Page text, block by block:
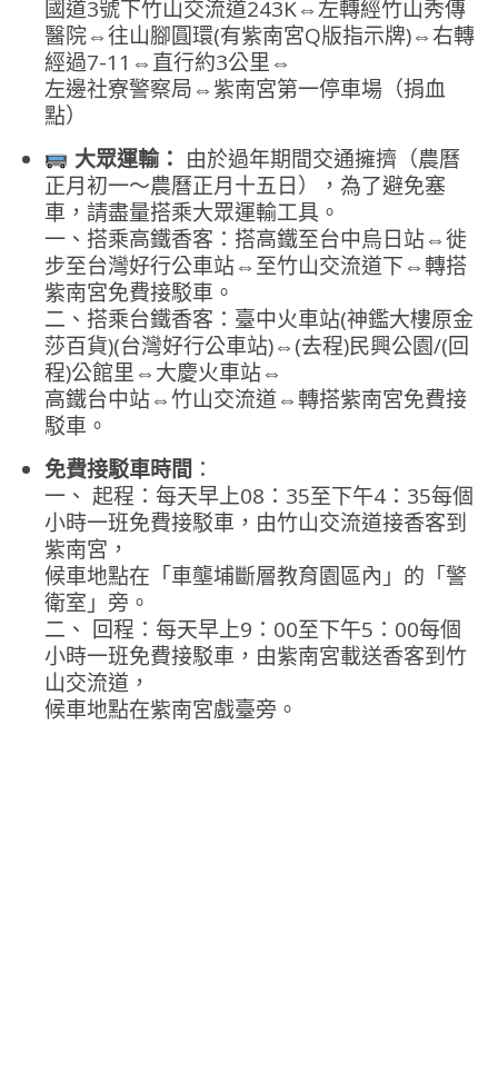
國道3號下竹山交流道243K⇔左轉經竹山秀傳
醫院⇔往山腳圓環(有紫南宮Q版指示牌)⇔右轉
經過7-11⇔直行約3公里⇔
左邊社寮警察局⇔紫南宮第一停車場（捐血
點）
大眾運輸： 由於過年期間交通擁擠（農曆
正月初一～農曆正月十五日），為了避免塞
車，請盡量搭乘大眾運輸工具。
一、搭乘高鐵香客：搭高鐵至台中烏日站⇔徙
步至台灣好行公車站⇔至竹山交流道下⇔轉搭
紫南宮免費接駁車。
二、搭乘台鐵香客：臺中火車站(神鑑大樓原金
莎百貨)(台灣好行公車站)⇔(去程)民興公園/(回
程)公館里⇔大慶火車站⇔
高鐵台中站⇔竹山交流道⇔轉搭紫南宮免費接
駁車。
免費接駁車時間 ：
一、 起程：每天早上08：35至下午4：35每個
小時一班免費接駁車，由竹山交流道接香客到
紫南宮，
候車地點在「車壟埔斷層教育園區內」的「警
衛室」旁。
二、 回程：每天早上9：00至下午5：00每個
小時一班免費接駁車，由紫南宮載送香客到竹
山交流道，
候車地點在紫南宮戲臺旁。